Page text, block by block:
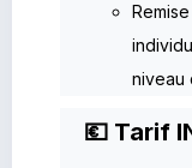
niveau
💶 Tarif